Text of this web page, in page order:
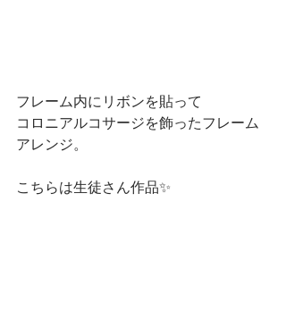
フレーム内にリボンを貼って
コロニアルコサージを飾ったフレーム
アレンジ。
こちらは生徒さん作品✨